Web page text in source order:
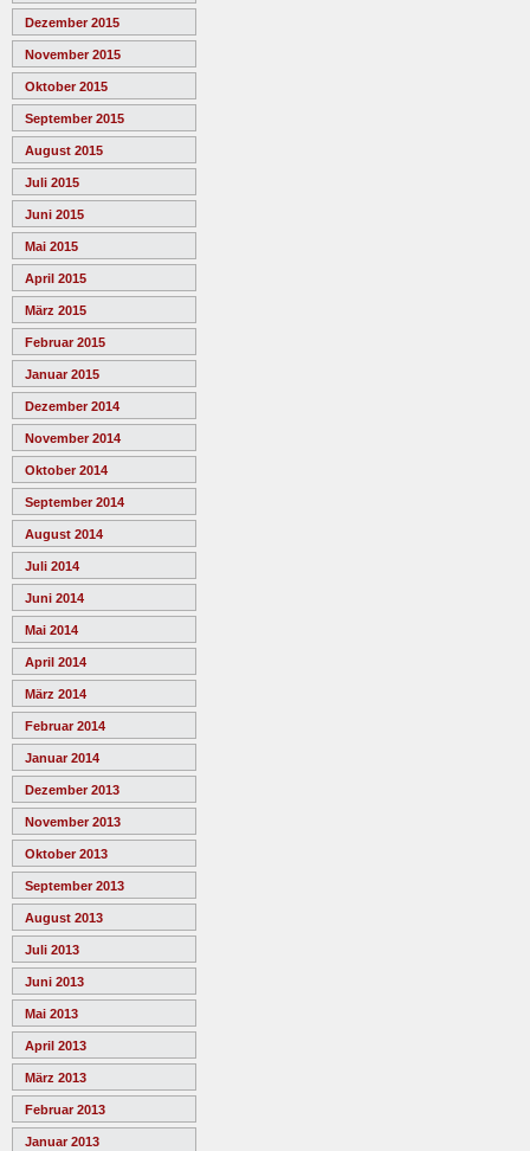
Dezember 2015
November 2015
Oktober 2015
September 2015
August 2015
Juli 2015
Juni 2015
Mai 2015
April 2015
März 2015
Februar 2015
Januar 2015
Dezember 2014
November 2014
Oktober 2014
September 2014
August 2014
Juli 2014
Juni 2014
Mai 2014
April 2014
März 2014
Februar 2014
Januar 2014
Dezember 2013
November 2013
Oktober 2013
September 2013
August 2013
Juli 2013
Juni 2013
Mai 2013
April 2013
März 2013
Februar 2013
Januar 2013